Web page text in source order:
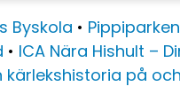
Byskola •
• ICA Nära Hishult –
kärlekshistoria på